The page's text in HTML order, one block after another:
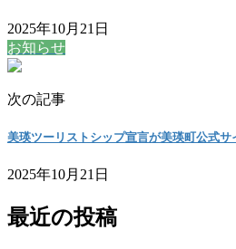
2025年10月21日
お知らせ
次の記事
美瑛ツーリストシップ宣言が美瑛町公式サ
2025年10月21日
最近の投稿